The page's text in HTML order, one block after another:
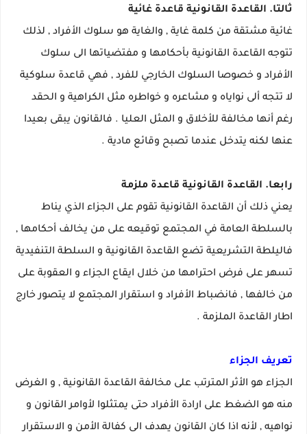
ثالتا. القاعدة القانونية قاعدة غائية
غائية مشتقة من كلمة غاية , والغاية هو سلوك الأفراد , لذلك
تتوجه القاعدة القانونية بأحكامها و مفتضياتها الى سلوك
الأفراد و خصوصا السلوك الخارجي للفرد , فهي قاعدة سلوكية
لا تتجه ألى نواياه و مشاعره و خواطره مثل الكراهية و الحقد
رغم أنها مخالفة للأخلاق و المثل العليا . فالقانون يبقى بعيدا
عنها لكنه يتدخل عندما تصبح وقائع مادية .
رابعا. القاعدة القانونية قاعدة ملزمة
يعني ذلك أن القاعدة القانونية تقوم على الجزاء الذي يناط
بالسلطة العامة في المجتمع توقيعه على من يخالف أحكامها ,
فاليلطة التشريعية تضع القاعدة القانونية و السلطة التنفيدية
تسهر على فرض احترامها من خلال ايقاع الجزاء و العقوبة على
من خالفها , فانضباط الأفراد و استقرار المجتمع لا يتصور خارج
اطار القاعدة الملزمة .
تعريف الجزاء
الجزاء هو الأثر المترتب على مخالفة القاعدة القانونية , و الغرض
منه هو الضغط على ارادة الأفراد حتى يمتثلوا لأوامر القانون و
نواهيه , لأنه اذا كان القانون يهدف الى كفالة الأمن و الاستقرار